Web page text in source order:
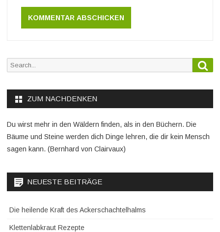
Search
ZUM NACHDENKEN
Du wirst mehr in den Wäldern finden, als in den Büchern. Die
Bäume und Steine werden dich Dinge lehren, die dir kein Mensch
sagen kann. (Bernhard von Clairvaux)
NEUESTE BEITRÄGE
Die heilende Kraft des Ackerschachtelhalms
Klettenlabkraut Rezepte